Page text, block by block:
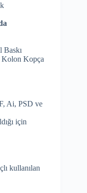
Kolon Kopça
Ai, PSD ve
için
kullanılan